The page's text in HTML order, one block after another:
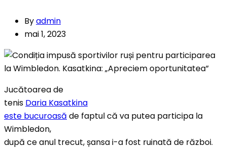
Byadmin
mai 1, 2023
Jucătoarea de
tenis Daria Kasatkina
este bucuroasă de faptul că va putea participa la
Wimbledon,
după ce anul trecut, șansa i-a fost ruinată de război.